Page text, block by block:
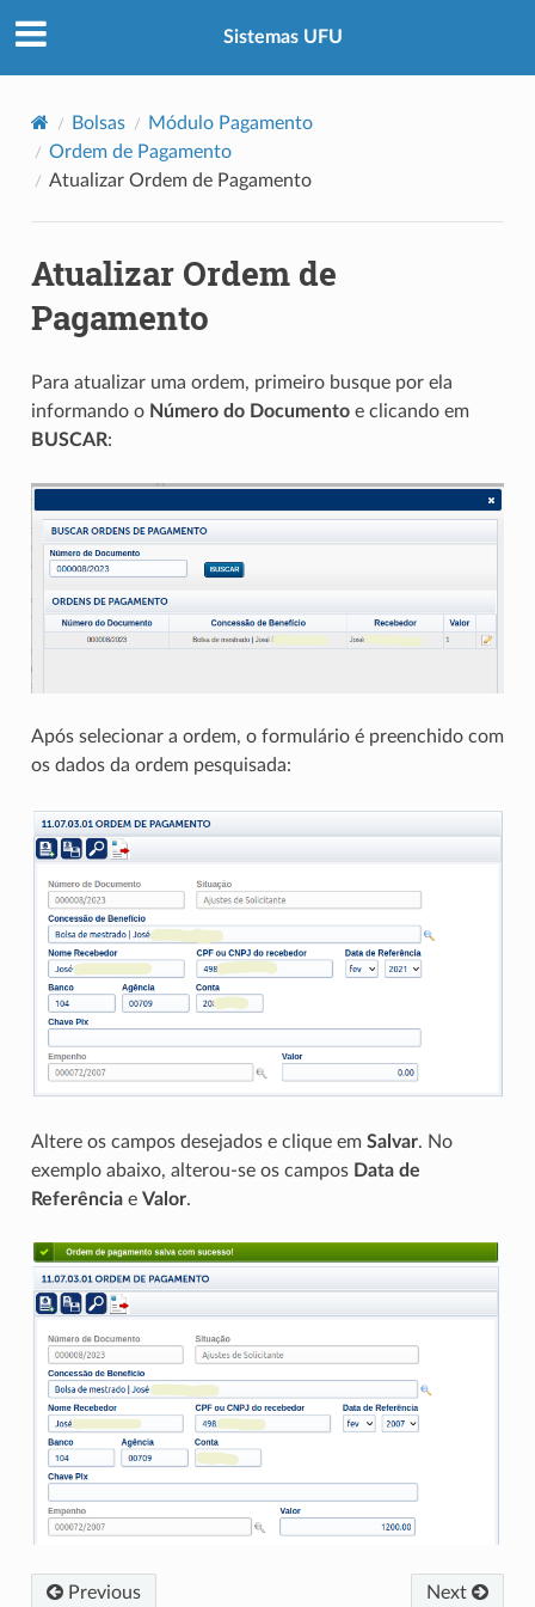
Sistemas UFU
Bolsas
Módulo Pagamento
Ordem de Pagamento
Atualizar Ordem de Pagamento
Atualizar Ordem de
Pagamento
Para atualizar uma ordem, primeiro busque por ela
informando o Número do Documentoe clicando em
BUSCAR:
Após selecionar a ordem, o formulário é preenchido com
os dados da ordem pesquisada:
Altere os campos desejados e clique em Salvar. No
exemplo abaixo, alterou-se os campos Data de
Referênciae Valor.
Previous Next